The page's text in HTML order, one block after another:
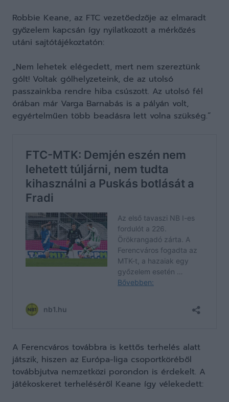
Robbie Keane, az FTC vezetőedzője az elmaradt
győzelem kapcsán így nyilatkozott a mérkőzés
utáni sajtótájékoztatón:
„Nem lehetek elégedett, mert nem szereztünk
gólt! Voltak gólhelyzeteink, de az utolsó
passzainkba rendre hiba csúszott. Az utolsó fél
órában már Varga Barnabás is a pályán volt,
egyértelműen több beadásra lett volna szükség.”
A Ferencváros továbbra is kettős terhelés alatt
játszik, hiszen az Európa-liga csoportköréből
továbbjutva nemzetközi porondon is érdekelt. A
játékoskeret terheléséről Keane így vélekedett: